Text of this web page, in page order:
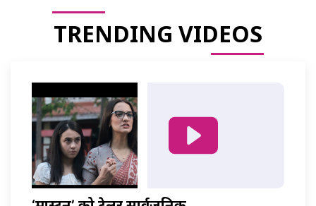
TRENDING VIDEOS